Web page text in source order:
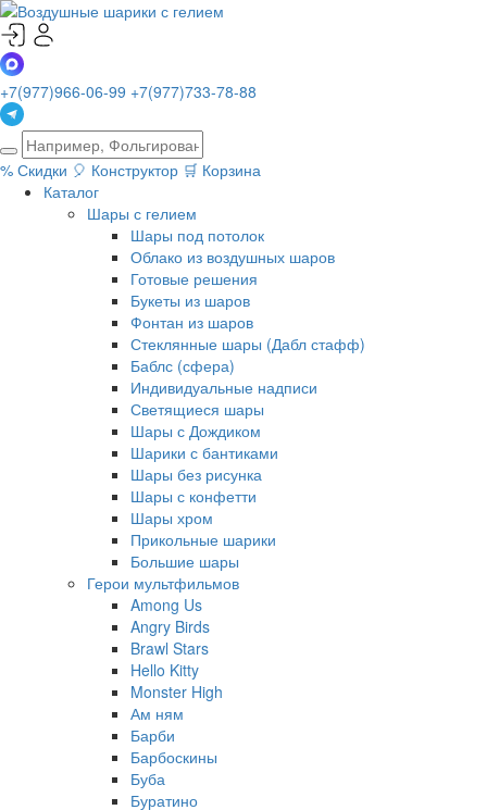
+7(977)966-06-99 +7(977)733-78-88
% Скидки 🎈 Конструктор 🛒 Корзина
Каталог
Шары с гелием
Шары под потолок
Облако из воздушных шаров
Готовые решения
Букеты из шаров
Фонтан из шаров
Стеклянные шары (Дабл стафф)
Баблс (сфера)
Индивидуальные надписи
Светящиеся шары
Шары с Дождиком
Шарики с бантиками
Шары без рисунка
Шары с конфетти
Шары хром
Прикольные шарики
Большие шары
Герои мультфильмов
Among Us
Angry Birds
Brawl Stars
Hello Kitty
Monster High
Ам ням
Барби
Барбоскины
Буба
Буратино